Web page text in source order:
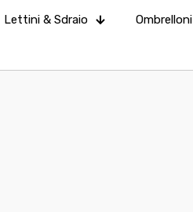
Lettini & Sdraio Ombrelloni